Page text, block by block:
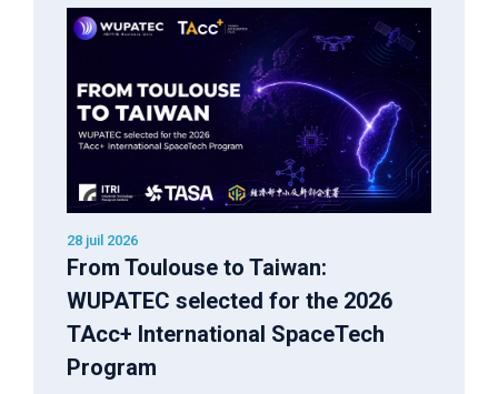
28 juil 2026
From Toulouse to Taiwan:
WUPATEC selected for the 2026
TAcc+ International SpaceTech
Program